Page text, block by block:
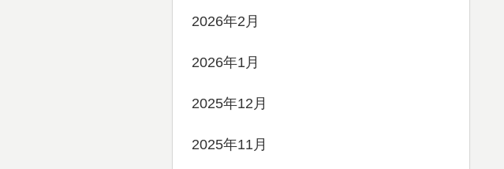
2026年2月
2026年1月
2025年12月
2025年11月